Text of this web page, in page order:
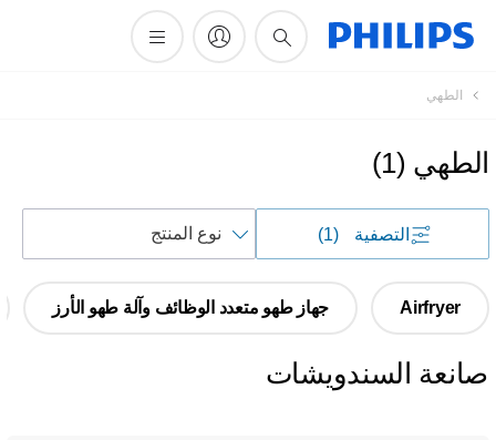
أيقونة
الطهي
الطهي (
1
)
التصفية
حسب
Airfryer جهاز طهو متعدد الوظائف وآلة طهو الأرز
صانعة السندويشات